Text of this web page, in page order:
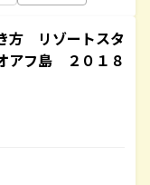
方 リゾートスタ
アフ島 ２０１８